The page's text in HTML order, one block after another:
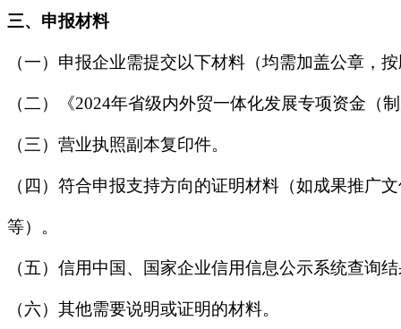
三、申报材料
（一）申报企业需提交以下材料（均需加盖公章，
（二）《2024年省级内外贸一体化发展专项资金（
（三）营业执照副本复印件。
（四）符合申报支持方向的证明材料（如成果推广
等）。
（五）信用中国、国家企业信用信息公示系统查询
（六）其他需要说明或证明的材料。